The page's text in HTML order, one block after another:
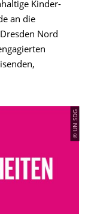
Kinder-
an die
Nord
© UN SDG